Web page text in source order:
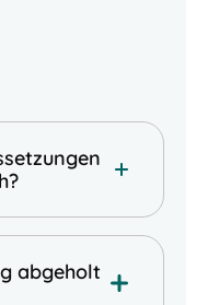
Bonität
Zudem gilt
die seit
abgeholt